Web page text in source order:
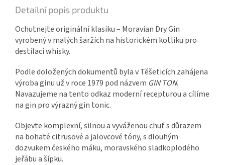
Detailní popis produktu
Ochutnejte originální klasiku – Moravian Dry Gin
vyrobený v malých šaržích na historickém kotlíku pro
destilaci whisky.
Podle doložených dokumentů byla v Těšeticích zahájena
výroba ginu už v roce 1979 pod názvem GIN TON.
Navazujeme na tento odkaz moderní recepturou a cílíme
na gin pro výrazný gin tonic.
Objevte komplexní, silnou a vyváženou chuť s důrazem
na bohaté citrusové a jalovcové tóny, s dlouhým
dozvukem českého máku, moravského sladkoplodého
jeřábu a šípku.